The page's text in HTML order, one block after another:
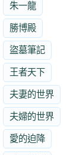
朱一龍
勝博殿
盜墓筆記
王者天下
夫妻的世界
夫婦的世界
愛的迫降